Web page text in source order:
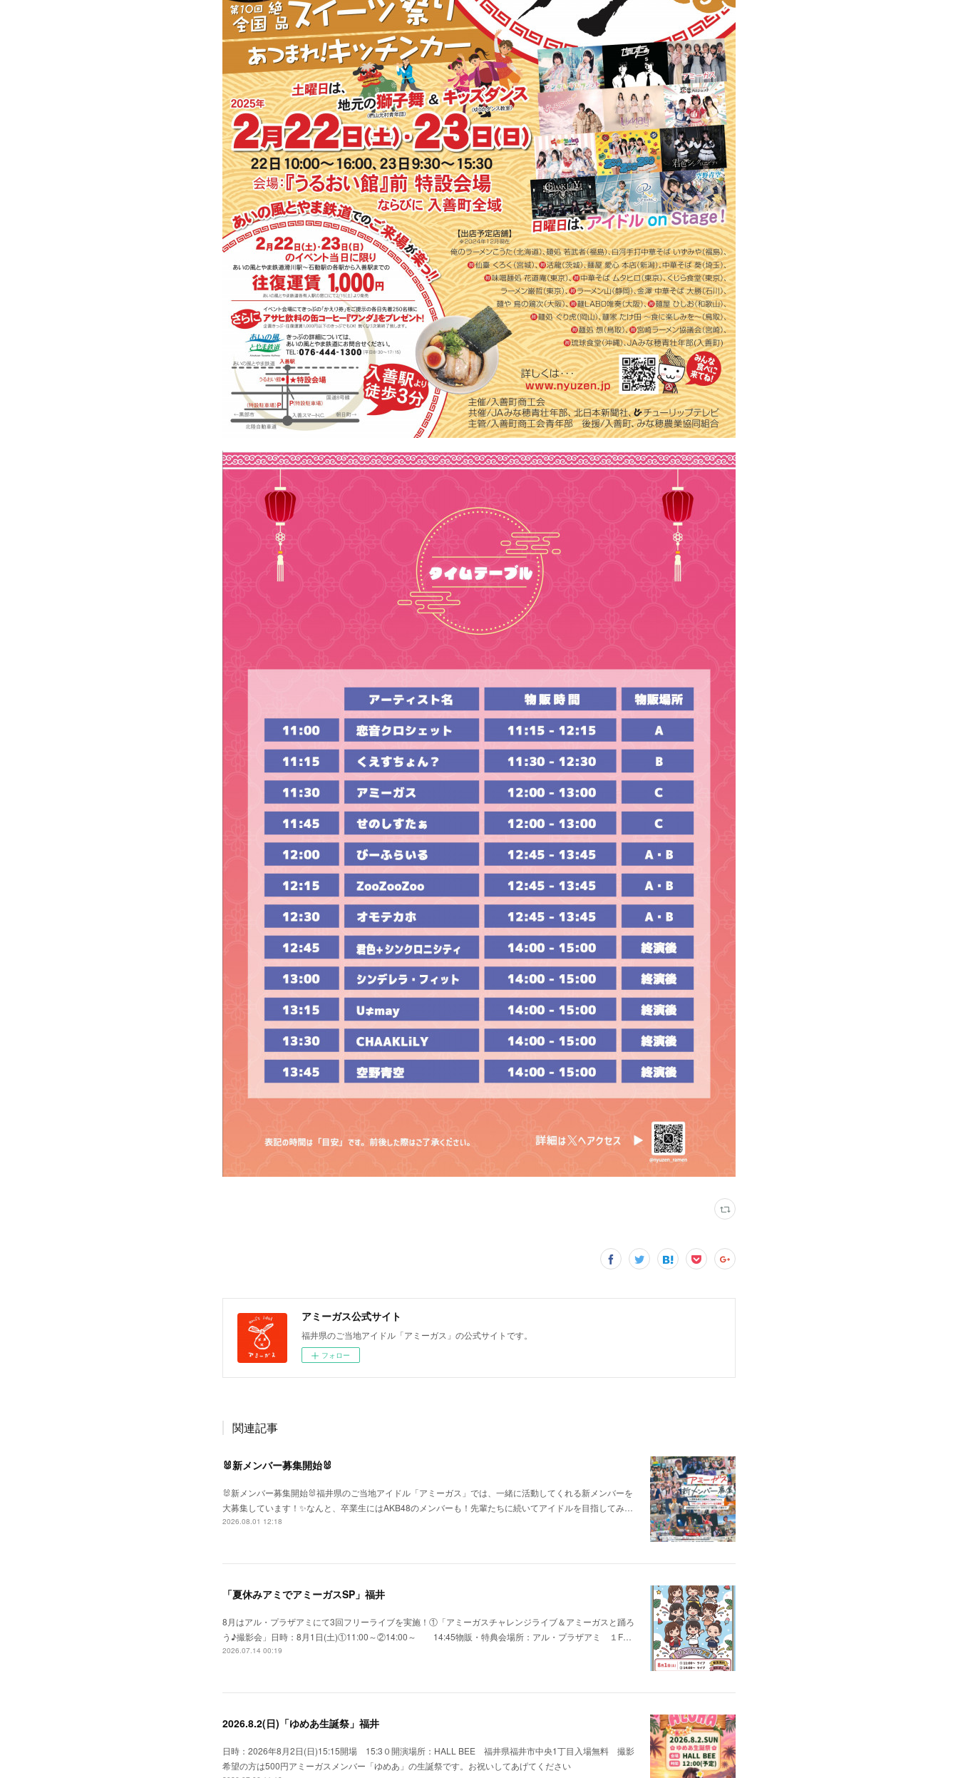
アミーガス公式サイト
福井県のご当地アイドル「アミーガス」の公式サイトです。
フォロー
関連記事
🐰新メンバー募集開始🐰
🐰新メンバー募集開始🐰福井県のご当地アイドル「アミーガス」では、一緒に活動してくれる新メンバーを
大募集しています！✨なんと、卒業生にはAKB48のメンバーも！先輩たちに続いてアイドルを目指してみ…
2026.08.01 12:18
「夏休みアミでアミーガスSP」福井
8月はアル・プラザアミにて3回フリーライブを実施！①「アミーガスチャレンジライブ＆アミーガスと踊ろ
う♪撮影会」日時：8月1日(土)①11:00～②14:00～ 14:45物販・特典会場所：アル・プラザアミ １F…
2026.07.14 00:19
2026.8.2(日)「ゆめあ生誕祭」福井
日時：2026年8月2日(日)15:15開場 15:3０開演場所：HALL BEE 福井県福井市中央1丁目入場無料 撮影
希望の方は500円アミーガスメンバー「ゆめあ」の生誕祭です。お祝いしてあげてください